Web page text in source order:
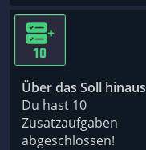
Über das Soll hinaus
Du hast 10
Zusatzaufgaben
abgeschlossen!